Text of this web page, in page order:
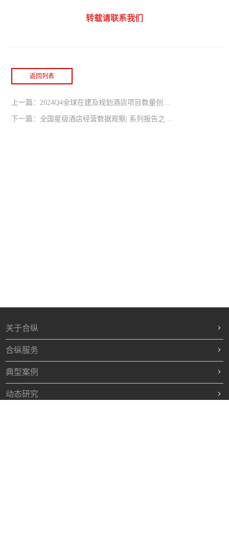
转载请联系我们
返回列表
上一篇：2024Q4全球在建及规划酒店项目数量创历史新高，达15,800多个项目
下一篇：全国星级酒店经营数据观察| 系列报告之海南篇（2014-2023）
关于合纵
合纵服务
典型案例
动态研究